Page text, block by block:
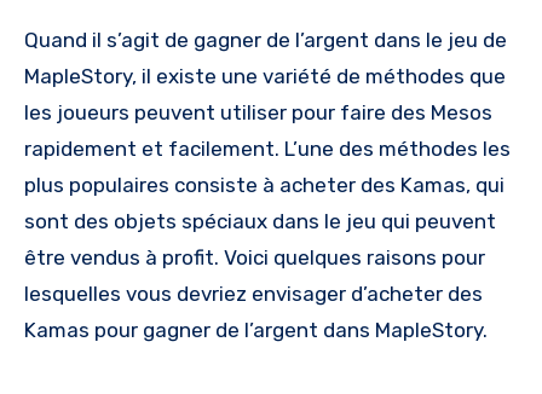
Quand il s’agit de gagner de l’argent dans le jeu de
MapleStory, il existe une variété de méthodes que
les joueurs peuvent utiliser pour faire des Mesos
rapidement et facilement. L’une des méthodes les
plus populaires consiste à acheter des Kamas, qui
sont des objets spéciaux dans le jeu qui peuvent
être vendus à profit. Voici quelques raisons pour
lesquelles vous devriez envisager d’acheter des
Kamas pour gagner de l’argent dans MapleStory.